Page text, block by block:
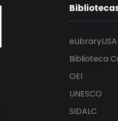
eLibraryUSA
Biblioteca
OEI
UNESCO
SIDALC